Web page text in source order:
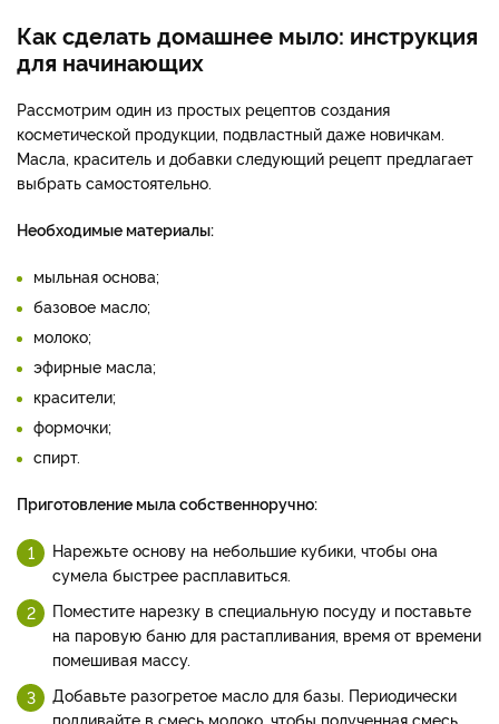
Как сделать домашнее мыло: инструкция
для начинающих
Рассмотрим один из простых рецептов создания
косметической продукции, подвластный даже новичкам.
Масла, краситель и добавки следующий рецепт предлагает
выбрать самостоятельно.
Необходимые материалы:
мыльная основа;
базовое масло;
молоко;
эфирные масла;
красители;
формочки;
спирт.
Приготовление мыла собственноручно:
Нарежьте основу на небольшие кубики, чтобы она
сумела быстрее расплавиться.
Поместите нарезку в специальную посуду и поставьте
на паровую баню для растапливания, время от времени
помешивая массу.
Добавьте разогретое масло для базы. Периодически
подливайте в смесь молоко, чтобы полученная смесь